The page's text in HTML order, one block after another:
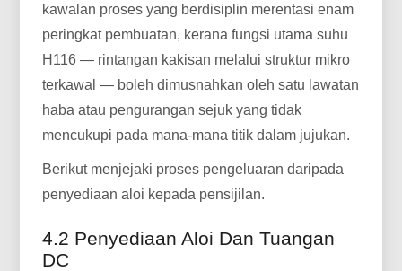
kawalan proses yang berdisiplin merentasi enam
peringkat pembuatan, kerana fungsi utama suhu
H116 — rintangan kakisan melalui struktur mikro
terkawal — boleh dimusnahkan oleh satu lawatan
haba atau pengurangan sejuk yang tidak
mencukupi pada mana-mana titik dalam jujukan.
Berikut menjejaki proses pengeluaran daripada
penyediaan aloi kepada pensijilan.
4.2 Penyediaan Aloi Dan Tuangan
DC